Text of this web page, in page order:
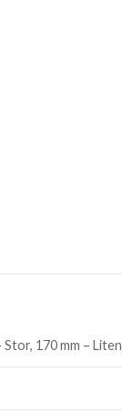
Stor, 170 mm – Liten